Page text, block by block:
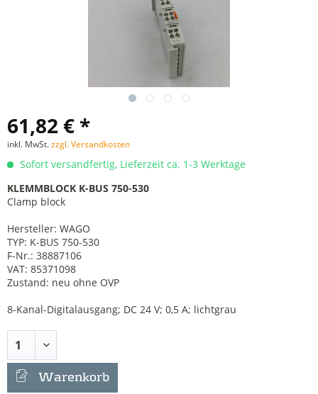
61,82 € *
inkl. MwSt.zzgl. Versandkosten
Sofort versandfertig, Lieferzeit ca. 1-3 Werktage
KLEMMBLOCK K-BUS 750-530
Clamp block
Hersteller: WAGO
TYP: K-BUS 750-530
F-Nr.: 38887106
VAT: 85371098
Zustand: neu ohne OVP
8-Kanal-Digitalausgang; DC 24 V; 0,5 A; lichtgrau
Warenkorb